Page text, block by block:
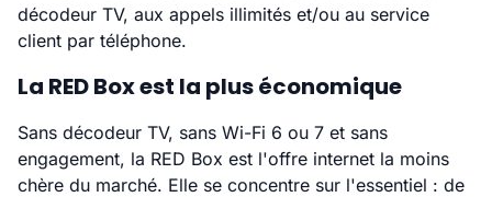
décodeur TV, aux appels illimités et/ou au service
client par téléphone.
La RED Box est la plus économique
Sans décodeur TV, sans Wi-Fi 6 ou 7 et sans
engagement, la RED Box est l'offre internet la moins
chère du marché. Elle se concentre sur l'essentiel : de